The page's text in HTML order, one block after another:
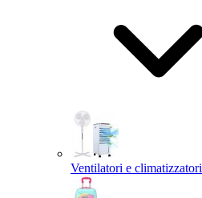
Ventilatori e climatizzatori